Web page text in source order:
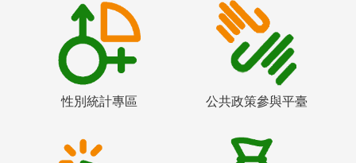
性別統計專區 公共政策參與平臺